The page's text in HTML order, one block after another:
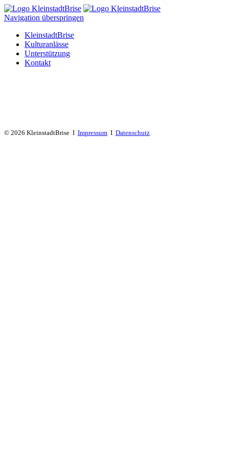
Navigation überspringen
KleinstadtBrise
Kulturanlässe
Unterstützung
Kontakt
© 2026 KleinstadtBrise I Impressum I Datenschutz